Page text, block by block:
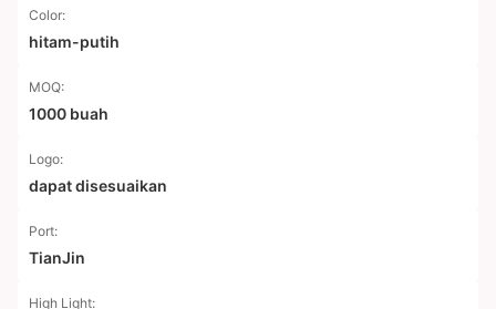
Color:
hitam-putih
MOQ:
1000 buah
Logo:
dapat disesuaikan
Port:
TianJin
High Light: